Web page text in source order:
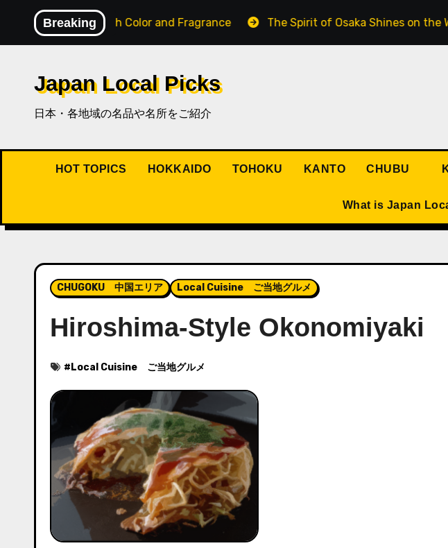
を
Breaking
Filled with Color and Fragrance The Spirit of Osaka Shines on the Water:
Japan Local Picks
日本・各地域の名品や名所をご紹介
HOT TOPICS HOKKAIDO TOHOKU KANTO CHUBU
What is Japan
CHUGOKU 中国エリア Local Cuisine ご当地グルメ
Hiroshima-Style Okonomiyaki
# Local Cuisine ご当地グルメ